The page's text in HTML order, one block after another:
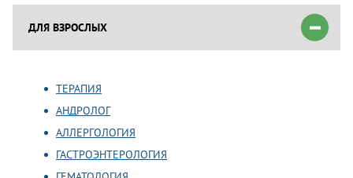
ДЛЯ ВЗРОСЛЫХ
ТЕРАПИЯ
АНДРОЛОГ
АЛЛЕРГОЛОГИЯ
ГАСТРОЭНТЕРОЛОГИЯ